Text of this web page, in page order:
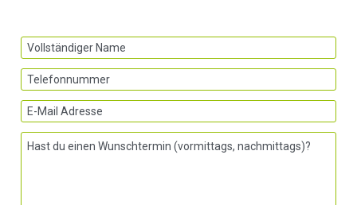
Vollständiger Name
Telefonnummer
E-Mail Adresse
Hast du einen Wunschtermin (vormittags, nachmittags)?